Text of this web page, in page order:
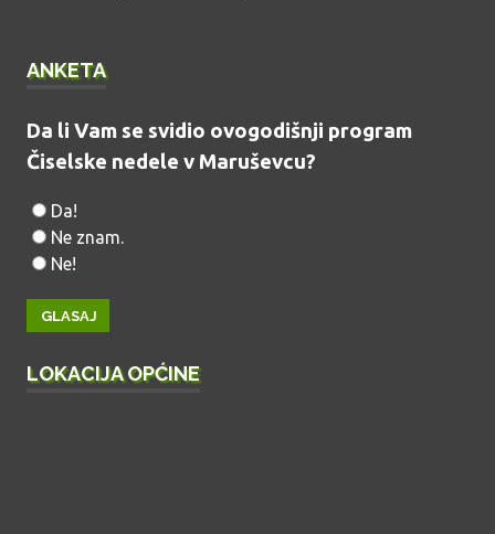
ANKETA
Da li Vam se svidio ovogodišnji program
Čiselske nedele v Maruševcu?
Da!
Ne znam.
Ne!
LOKACIJA OPĆINE